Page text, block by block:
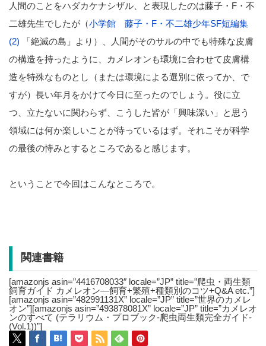
人間のことをハダカケナシザル、と表現したのは藤子・F・不
二雄先生でしたが（小学館 藤子・F・不二雄少年SF短編集
(2) 「絶滅の島」より）、人間がそのサルの中でも特殊な皮膚
の構造を持ったように、カメレオンも環境に合わせて皮膚構
造を特殊なものとし（または環境による選別に依ってか、で
すが）長い年月をかけて今日に至ったのでしょう。役に立
つ、立たないに関わらず、こうした皆が「興味深い」と思う
領域には何か楽しいことが待っているはず。それこそが科学
の最後の恃みとするところであると感じます。
ということで今回はこんなところで。
関連書籍
[amazonjs asin=”4416708033″ locale=”JP” title=”爬虫・両生類
飼育ガイド カメレオン―飼育+繁殖+種類別のコツ+Q&A etc.”]
[amazonjs asin=”482991131X” locale=”JP” title=”世界のカメレ
オン”][amazonjs asin=”493878081X” locale=”JP” title=”カメレオ
ンのすべて (テラリウム・プロブック-爬虫両生類完全ガイド-
(Vol.1))”]